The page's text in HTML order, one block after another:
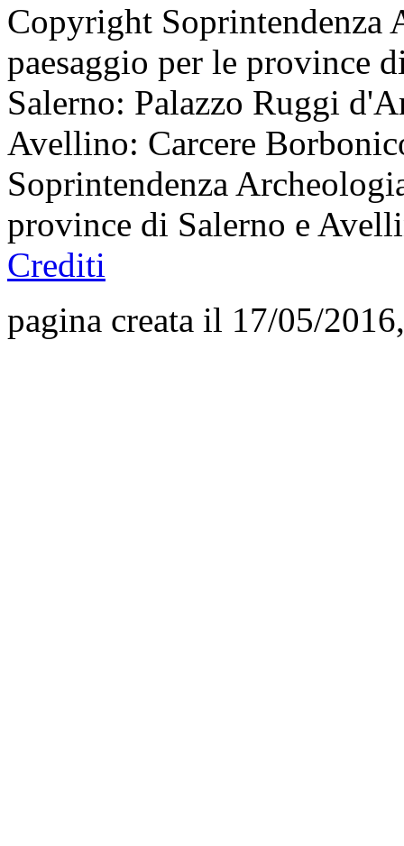
Copyright Soprintendenza
paesaggio per le province
Salerno: Palazzo Ruggi
Avellino: Carcere
Soprintendenza
province di Salerno e
Crediti
pagina creata il 17/05/